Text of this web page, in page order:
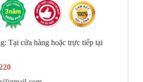
Tại cửa hàng hoặc trực tiếp tại